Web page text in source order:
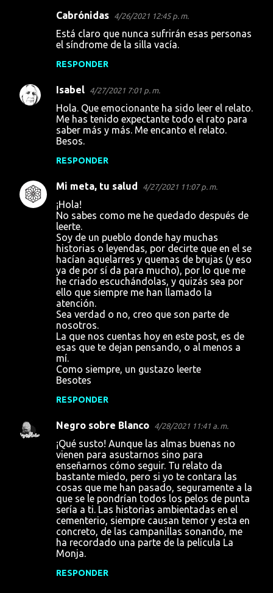
Cabrónidas 4/26/2021 12:45 p. m.
Está claro que nunca sufrirán esas personas
el síndrome de la silla vacía.
RESPONDER
Isabel 4/27/2021 7:01 p. m.
Hola. Que emocionante ha sido leer el relato.
Me has tenido expectante todo el rato para
saber más y más. Me encanto el relato.
Besos.
RESPONDER
Mi meta, tu salud 4/27/2021 11:07 p. m.
¡Hola!
No sabes como me he quedado después de
leerte.
Soy de un pueblo donde hay muchas
historias o leyendas, por decirte que en el se
hacían aquelarres y quemas de brujas (y eso
ya de por sí da para mucho), por lo que me
he criado escuchándolas, y quizás sea por
ello que siempre me han llamado la
atención.
Sea verdad o no, creo que son parte de
nosotros.
La que nos cuentas hoy en este post, es de
esas que te dejan pensando, o al menos a
mí.
Como siempre, un gustazo leerte
Besotes
RESPONDER
Negro sobre Blanco 4/28/2021 11:41 a. m.
¡Qué susto! Aunque las almas buenas no
vienen para asustarnos sino para
enseñarnos cómo seguir. Tu relato da
bastante miedo, pero si yo te contara las
cosas que me han pasado, seguramente a la
que se le pondrían todos los pelos de punta
sería a ti. Las historias ambientadas en el
cementerio, siempre causan temor y esta en
concreto, de las campanillas sonando, me
ha recordado una parte de la película La
Monja.
RESPONDER